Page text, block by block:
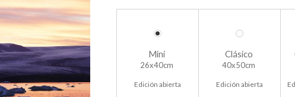
Mini
26x40cm
Edición abierta
Clásico
40x50cm
Edición abierta